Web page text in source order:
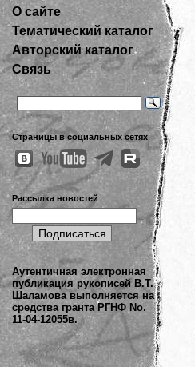
О сайте
Тематический каталог
Авторский каталог
Связь
Страницы в социальных сетях
Рассылка новостей
Аутентичная электронная
публикация рукописей В.Т.
Шаламова выполняется на
средства гранта РГНФ No.
11-04-12055в.